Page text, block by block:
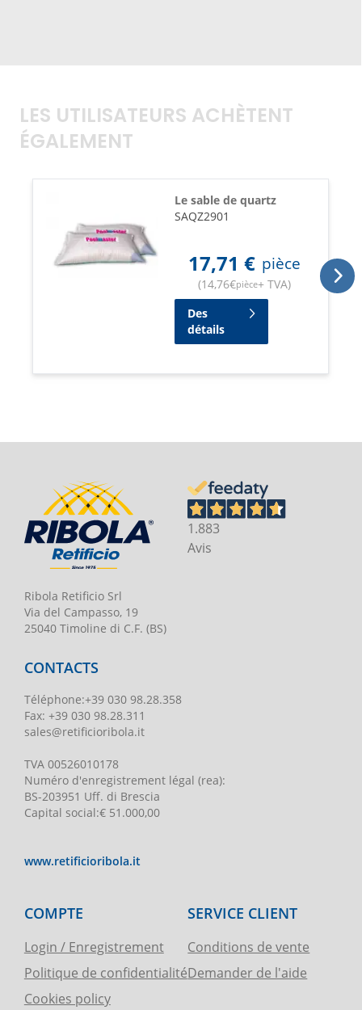
LES UTILISATEURS ACHÈTENT
ÉGALEMENT
Le sable de quartz
SAQZ2901
17,71 € pièce
(14,76€pièce+ TVA)
Des
détails
Ribola Retificio Srl
Via del Campasso, 19
25040 Timoline di C.F. (BS)
1.883
Avis
CONTACTS
Téléphone:+39 030 98.28.358
Fax: +39 030 98.28.311
sales@retificioribola.it
TVA 00526010178
Numéro d'enregistrement légal (rea):
BS-203951 Uff. di Brescia
Capital social:€ 51.000,00
www.retificioribola.it
COMPTE
Login / Enregistrement
Politique de confidentialité
Cookies policy
SERVICE CLIENT
Conditions de vente
Demander de l'aide